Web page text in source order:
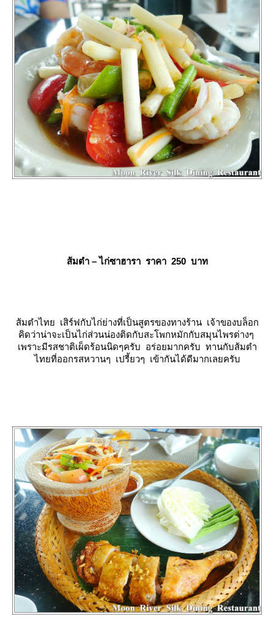
ส้มตำ – ไก่ซาฮารา ราคา 250 บาท
ส้มตำไทย เสิร์ฟกับไก่ย่างที่เป็นสูตรของทางร้าน เจ้าของบล็อก
คิดว่าน่าจะเป็นไก่ส่วนน่องติดกับสะโพกหมักกับสมุนไพรต่างๆ
เพราะมีรสชาติเผ็ดร้อนนิดๆครับ อร่อยมากครับ ทานกับส้มตำ
ไทยที่ออกรสหวานๆ เปรี้ยวๆ เข้ากันได้ดีมากเลยครับ